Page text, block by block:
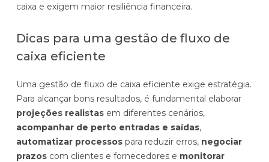
caixa e exigem maior resiliência financeira.
Dicas para uma gestão de fluxo de
caixa eficiente
Uma gestão de fluxo de caixa eficiente exige estratégia.
Para alcançar bons resultados, é fundamental elaborar
projeções realistas em diferentes cenários,
acompanhar de perto entradas e saídas,
automatizar processos para reduzir erros, negociar
prazos com clientes e fornecedores e monitorar